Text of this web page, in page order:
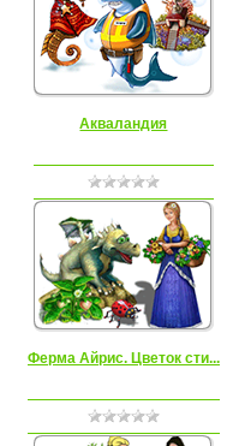
Акваландия
Ферма Айрис. Цветок сти...